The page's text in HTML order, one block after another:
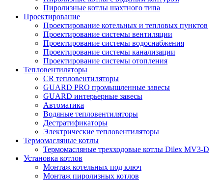
Пиролизные котлы шахтного типа
Проектирование
Проектирование котельных и тепловых пунктов
Проектирование системы вентиляции
Проектирование системы водоснабжения
Проектирование системы канализации
Проектирование системы отопления
Тепловентиляторы
CR тепловентиляторы
GUARD PRO промышленные завесы
GUARD интерьерные завесы
Автоматика
Водяные тепловентиляторы
Дестратификаторы
Электрические тепловентиляторы
Термомасляные котлы
Термомасляные трехходовые котлы Dilex MV3-D
Установка котлов
Монтаж котельных под ключ
Монтаж пиролизных котлов